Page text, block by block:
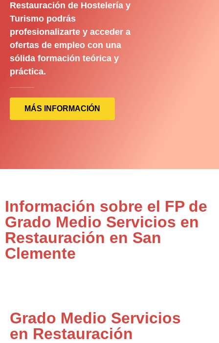
Restauración de Hostelería y
Turismo podrás
profesionalizarte y acceder a
ofertas de empleo con una
sólida formación teórica y
práctica.
MÁS INFORMACIÓN
Información sobre el FP de
Grado Medio Servicios en
Restauración en San
Clemente
Grado Medio Servicios
en Restauración